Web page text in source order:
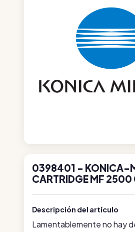
0398401 - KONICA-
CARTRIDGE MF
Descripción del artículo
Lamentablemente no hay